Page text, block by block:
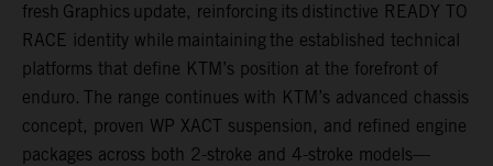
fresh Graphics update, reinforcing its distinctive READY TO
RACE identity while maintaining the established technical
platforms that define KTM’s position at the forefront of
enduro. The range continues with KTM’s advanced chassis
concept, proven WP XACT suspension, and refined engine
packages across both 2-stroke and 4-stroke models—